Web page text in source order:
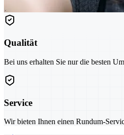
Qualität
Bei uns erhalten Sie nur die besten
Service
Wir bieten Ihnen einen Rundum-